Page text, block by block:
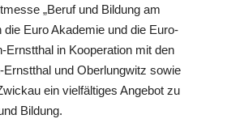
„Beruf und Bildung am
die Euro Akademie und die Euro-
Ernstthal in Kooperation mit den
Ernstthal und Oberlungwitz sowie
ein vielfältiges Angebot zu
Bildung.